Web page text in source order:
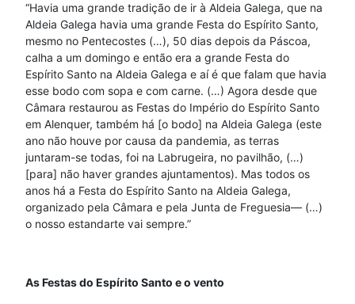
“Havia uma grande tradição de ir à Aldeia Galega, que na
Aldeia Galega havia uma grande Festa do Espírito Santo,
mesmo no Pentecostes (…), 50 dias depois da Páscoa,
calha a um domingo e então era a grande Festa do
Espírito Santo na Aldeia Galega e aí é que falam que havia
esse bodo com sopa e com carne. (…) Agora desde que
Câmara restaurou as Festas do Império do Espírito Santo
em Alenquer, também há [o bodo] na Aldeia Galega (este
ano não houve por causa da pandemia, as terras
juntaram-se todas, foi na Labrugeira, no pavilhão, (…)
[para] não haver grandes ajuntamentos). Mas todos os
anos há a Festa do Espírito Santo na Aldeia Galega,
organizado pela Câmara e pela Junta de Freguesia— (…)
o nosso estandarte vai sempre.”
As Festas do Espírito Santo e o vento